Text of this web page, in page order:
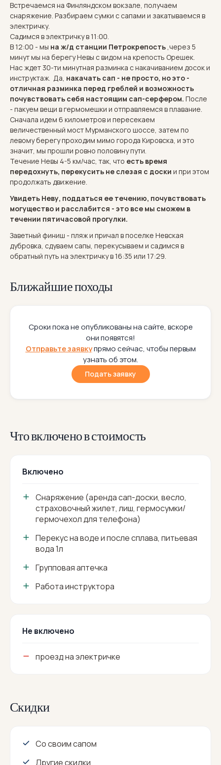
Встречаемся на Финляндском вокзале, получаем
снаряжение. Разбираем сумки с сапами и закатываемся в
электричку.
Садимся в электричку в 11:00.
В 12:00 - мы на ж/д станции Петрокрепость,через 5
минут мы на берегу Невы с видом на крепость Орешек.
Нас ждет 30-ти минутная разминка с накачиванием досок и
инструктаж. Да, накачать сап - не просто, но это -
отличная разминка перед греблей и возможность
почувствовать себя настоящим сап-серфером. После
- пакуем вещи в гермомешки и отправляемся в плавание.
Сначала идем 6 километров и пересекаем
величественный мост Мурманского шоссе, затем по
левому берегу проходим мимо города Кировска, и это
значит, мы прошли ровно половину пути.
Течение Невы 4-5 км/час, так, что есть время
передохнуть, перекусить не слезая с доски и при этом
продолжать движение.
Увидеть Неву, поддаться ее течению, почувствовать
могущество и расслабится - это все мы сможем в
течении пятичасовой прогулки.
Заветный финиш - пляж и причал в поселке Невская
дубровка, сдуваем сапы, перекусываем и садимся в
обратный путь на электричку в 16:35 или 17:29.
Ближайшие походы
Сроки пока не опубликованы на сайте, вскоре
они появятся!
Отправьте заявкупрямо сейчас, чтобы первым
узнать об этом.
Подать заявку
Что включено в стоимость
Включено
Снаряжение (аренда сап-доски, весло,
страховочный жилет, лиш, гермосумки/
гермочехол для телефона)
Перекус на воде и после сплава, питьевая
вода 1л
Групповая аптечка
Работа инструктора
Не включено
проезд на электричке
Скидки
Со своим сапом
Другие скидки